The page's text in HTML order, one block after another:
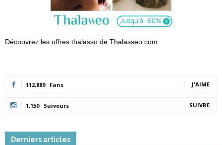
Découvrez les offres thalasso de Thalasseo.com
112,889 Fans J'AIME
1,150 Suiveurs SUIVRE
Derniers articles